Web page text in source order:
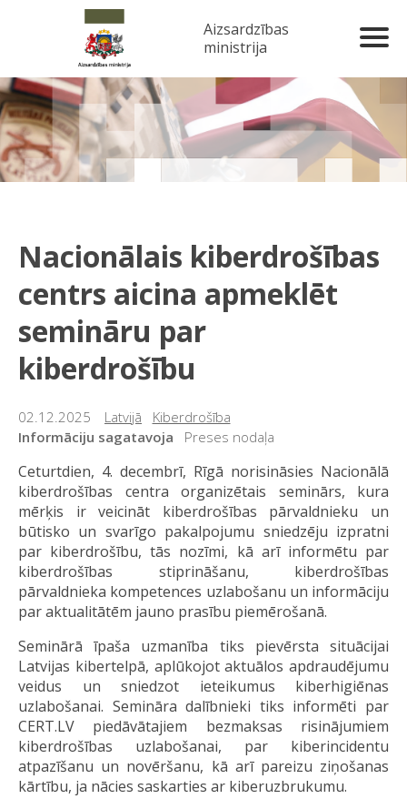
Aizsardzības
ministrija
Nacionālais kiberdrošības
centrs aicina apmeklēt
semināru par
kiberdrošību
02.12.2025 Latvijā
Kiberdrošība
Informāciju sagatavoja
Preses nodaļa
Ceturtdien, 4. decembrī, Rīgā norisināsies Nacionālā
kiberdrošības centra organizētais seminārs, kura
mērķis ir veicināt kiberdrošības pārvaldnieku un
būtisko un svarīgo pakalpojumu sniedzēju izpratni
par kiberdrošību, tās nozīmi, kā arī informētu par
kiberdrošības stiprināšanu, kiberdrošības
pārvaldnieka kompetences uzlabošanu un informāciju
par aktualitātēm jauno prasību piemērošanā.
Seminārā īpaša uzmanība tiks pievērsta situācijai
Latvijas kibertelpā, aplūkojot aktuālos apdraudējumu
veidus un sniedzot ieteikumus kiberhigiēnas
uzlabošanai. Semināra dalībnieki tiks informēti par
CERT.LV piedāvātajiem bezmaksas risinājumiem
kiberdrošības uzlabošanai, par kiberincidentu
atpazīšanu un novēršanu, kā arī pareizu ziņošanas
kārtību, ja nācies saskarties ar kiberuzbrukumu.